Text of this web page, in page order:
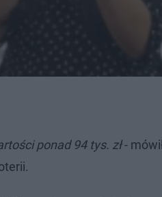
ponad 94 tys. zł-